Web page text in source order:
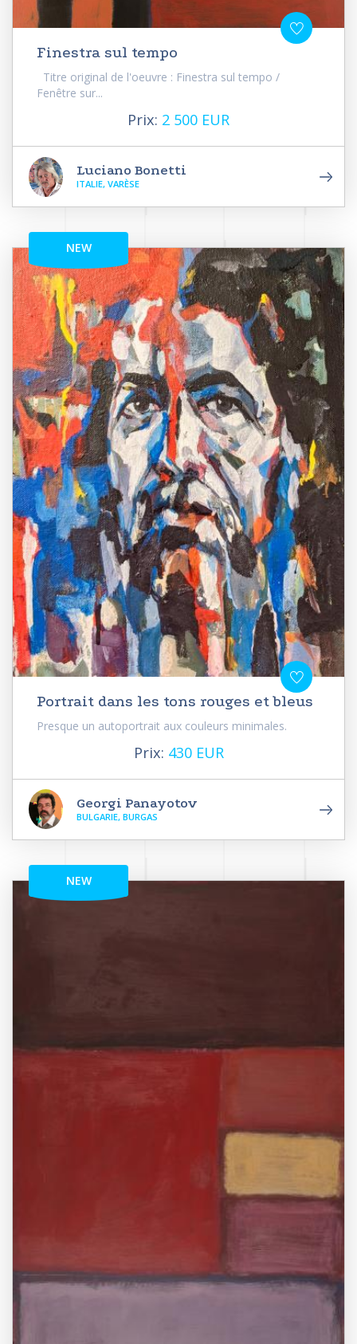
Finestra sul tempo
Titre original de l'oeuvre : Finestra sul tempo /
Fenêtre sur...
Prix: 2 500 EUR
Luciano Bonetti
ITALIE, VARÈSE
NEW
Portrait dans les tons rouges et bleus
Presque un autoportrait aux couleurs minimales.
Prix: 430 EUR
Georgi Panayotov
BULGARIE, BURGAS
NEW